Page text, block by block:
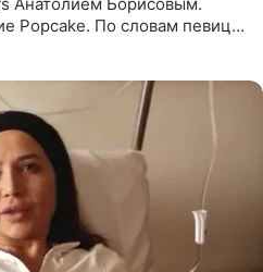
Popcake. По словам певицы,